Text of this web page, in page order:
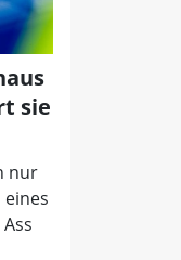
sie
nur